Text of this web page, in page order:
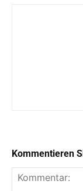
Kommentieren